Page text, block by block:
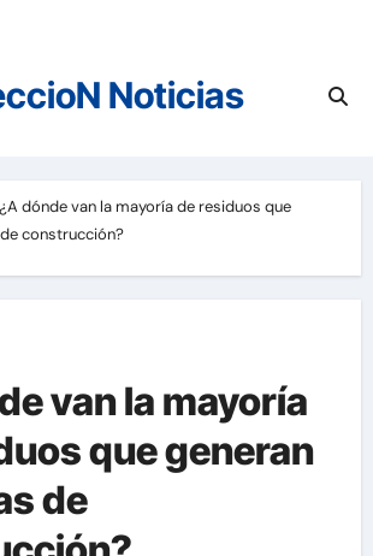
Noticias
¿A dónde van la mayoría de residuos que
construcción?
van la mayoría
que generan
de